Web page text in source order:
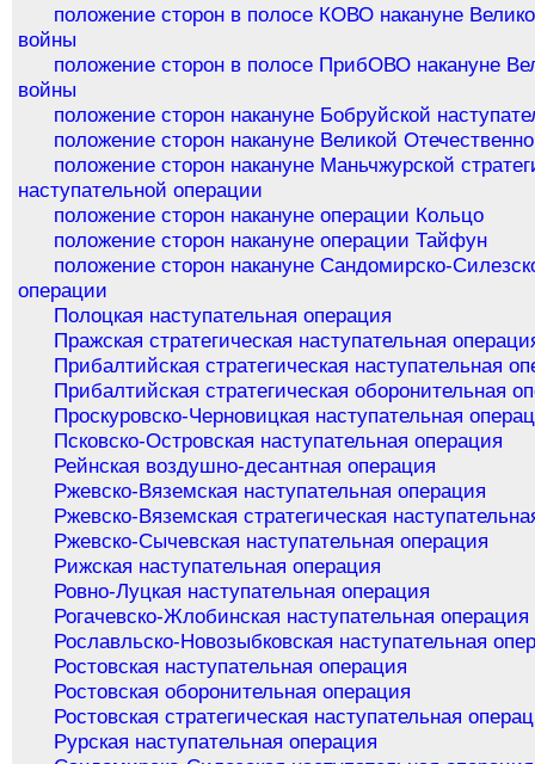
положение сторон в полосе КОВО накануне
войны
положение сторон в полосе ПрибОВО накануне
войны
положение сторон накануне Бобруйской
положение сторон накануне Великой
положение сторон накануне Маньчжурской
наступательной операции
положение сторон накануне операции Кольцо
положение сторон накануне операции Тайфун
положение сторон накануне Сандомирско-
операции
Полоцкая наступательная операция
Пражская стратегическая наступательная
Прибалтийская стратегическая наступательная
Прибалтийская стратегическая оборонительная
Проскуровско-Черновицкая наступательная
Псковско-Островская наступательная операция
Рейнская воздушно-десантная операция
Ржевско-Вяземская наступательная операция
Ржевско-Вяземская стратегическая
Ржевско-Сычевская наступательная операция
Рижская наступательная операция
Ровно-Луцкая наступательная операция
Рогачевско-Жлобинская наступательная операция
Рославльско-Новозыбковская наступательная
Ростовская наступательная операция
Ростовская оборонительная операция
Ростовская стратегическая наступательная
Рурская наступательная операция